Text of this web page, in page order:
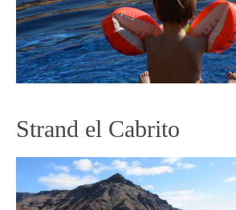
Strand el Cabrito